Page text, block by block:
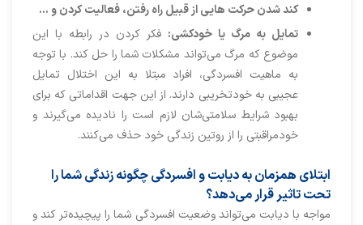
کند شدن حرکت هایی از قبیل راه رفتن، فعالیت کردن و …
تمایل به مرگ یا خودکشی: فکر کردن در رابطه با این
موضوع که مرگ می‌تواند مشکلات شما را حل کند. با توجه
به ماهیت افسردگی، افراد مبتلا به این اختلال تمایل
عجیبی به خودتخریبی دارند. از این جهت اقداماتی که برای
بهبود شرایط سلامتی‌شان لازم است را نادیده می‌گیرند و
خودمراقبتی را از روتین زندگی خود حذف می‌کنند.
ابتلای همزمان به دیابت و افسردگی چگونه زندگی شما را
تحت تاثیر قرار می‌دهد؟
مواجه با دیابت می‌تواند وضعیت افسردگی شما را پیچیده‌تر کند و